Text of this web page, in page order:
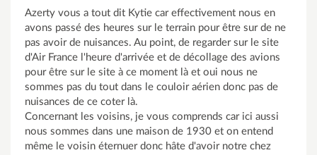
Azerty vous a tout dit Kytie car effectivement nous en
avons passé des heures sur le terrain pour être sur de ne
pas avoir de nuisances. Au point, de regarder sur le site
d'Air France l'heure d'arrivée et de décollage des avions
pour être sur le site à ce moment là et oui nous ne
sommes pas du tout dans le couloir aérien donc pas de
nuisances de ce coter là.
Concernant les voisins, je vous comprends car ici aussi
nous sommes dans une maison de 1930 et on entend
même le voisin éternuer donc hâte d'avoir notre chez